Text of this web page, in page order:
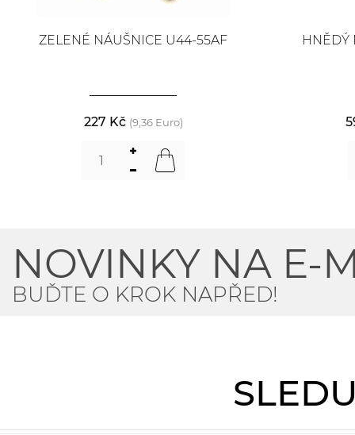
ZELENÉ NÁUŠNICE U44-55AF
227 Kč (9,36 Euro)
HNĚDÝ
NOVINKY NA E-
BUĎTE O KROK NAPŘED!